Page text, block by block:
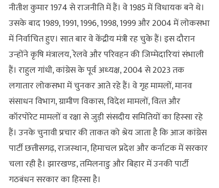
नीतीश कुमार 1974 से राजनीति में हैं। वे 1985 में विधायक बने थे।
उसके बाद 1989, 1991, 1996, 1998, 1999 और 2004 में लोकसभा
में निर्वाचित हुए। सात बार वे केंद्रीय मंत्री रह चुके हैं। इस दौरान
उन्‍होंने कृषि मंत्रालय, रेलवे और परिवहन की जिम्‍मेदारियां संभाली
हैं। राहुल गांधी, कांग्रेस के पूर्व अध्‍यक्ष, 2004 से 2023 तक
लगातार लोकसभा में चुनकर आते रहे हैं। वे गृह मामलों, मानव
संसाधन विभाग, ग्रामीण विकास, विदेश मामलों, वित्‍त और
कॉरपोरेट मामलों व रक्षा से जुड़ी संसदीय समितियों का हिस्‍सा रहे
हैं। उनके चुनावी प्रचार की ताकत को श्रेय जाता है कि आज कांग्रेस
पार्टी छत्तीसगढ़, राजस्‍थान, हिमाचल प्रदेश और कर्नाटक में सरकार
चला रही है। झारखण्‍ड, तमिलनाडु और बिहार में उनकी पार्टी
गठबंधन सरकार का हिस्‍सा है।